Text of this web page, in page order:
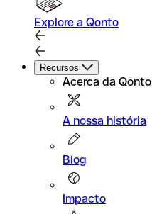
Explore a Qonto
Recursos
Acerca da Qonto
A nossa história
Blog
Impacto